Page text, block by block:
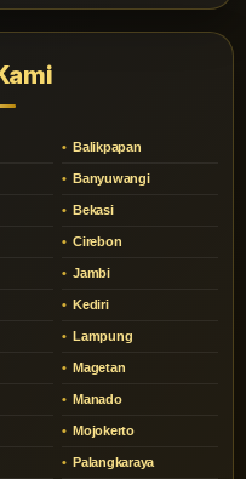
Balikpapan
Banyuwangi
Bekasi
Cirebon
Jambi
Kediri
Lampung
Magetan
Manado
Mojokerto
Palangkaraya